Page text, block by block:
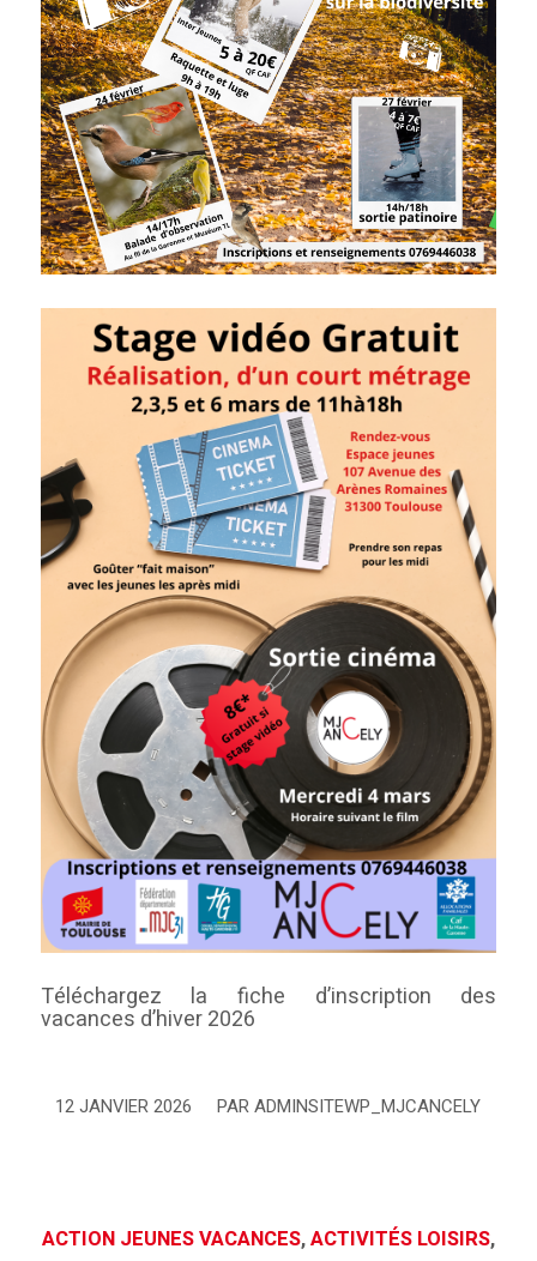
Téléchargez la fiche d’inscription des
vacances d’hiver 2026
12 JANVIER 2026
/ PARADMINSITEWP_MJCANCELY
ACTION JEUNES VACANCES,ACTIVITÉS LOISIRS,